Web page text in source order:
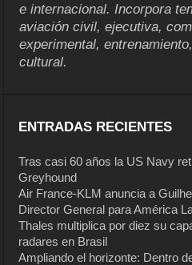
e internacional. Incorpora
aviación civil, ejecutiva,
experimental,
cultural.
ENTRADAS RECIENTES
Tras casi 60 años la US Navy
Greyhound
Air France-KLM anuncia a
Director General para América
Thales multiplica por diez su
radares en Brasil
Ampliando el horizonte: Dentro